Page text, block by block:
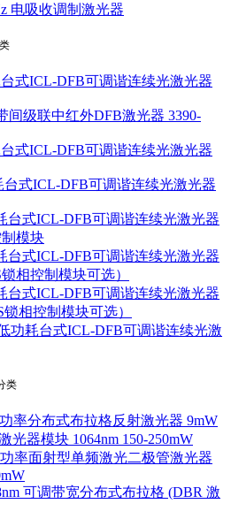
电吸收调制激光器
式ICL-DFB可调谐连续光激光器
间级联中红外DFB激光器 3390-
式ICL-DFB可调谐连续光激光器
台式ICL-DFB可调谐连续光激光器
台式ICL-DFB可调谐连续光激光器
模块
台式ICL-DFB可调谐连续光激光器
相控制模块可选）
台式ICL-DFB可调谐连续光激光器
相控制模块可选）
功耗台式ICL-DFB可调谐连续光激
类
率分布式布拉格反射激光器 9mW
光器模块 1064nm 150-250mW
率面射型单频激光二极管激光器
可调带宽分布式布拉格 (DBR 激